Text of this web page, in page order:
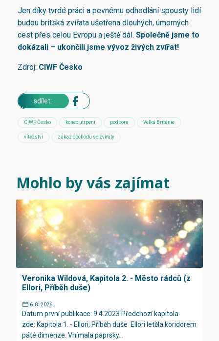
Jen díky tvrdé práci a pevnému odhodlání spousty lidí
budou britská zvířata ušetřena dlouhých, úmorných
cest přes celou Evropu a ještě dál. Společně jsme to
dokázali – ukončili jsme vývoz živých zvířat!
Zdroj: CIWF Česko
sdílet:
CIWF Česko konec utrpení podpora Velká Británie
vítězství zákaz obchodu se zvířaty
Mohlo by vás zajímat
Veronika Wildová, Kapitola 2. - Město rádců (z
Ellori, Příběh duše)
6. 8. 2026
Datum první publikace: 9.4.2023 Předchozí kapitola
zde: Kapitola 1. - Ellori, Příběh duše Ellori letěla koridorem
páté dimenze. Vnímala paprsky...